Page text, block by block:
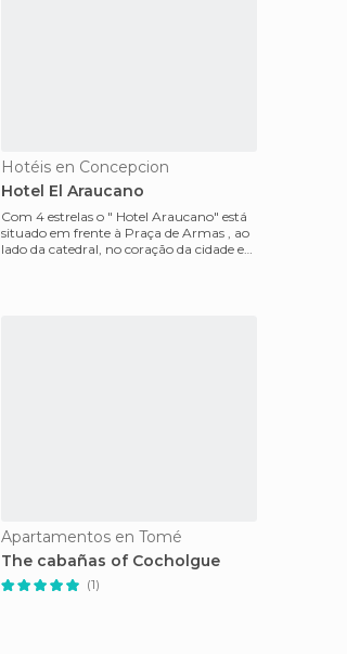
Hotéis en Concepcion
Hotel El Araucano
Com 4 estrelas o " Hotel Araucano" está
situado em frente à Praça de Armas , ao
lado da catedral, no coração da cidade e
Apartamentos en Tomé
The cabañas of Cocholgue
(1)